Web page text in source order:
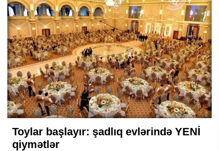
Toylar başlayır: şadlıq evlərində YENİ
qiymətlər